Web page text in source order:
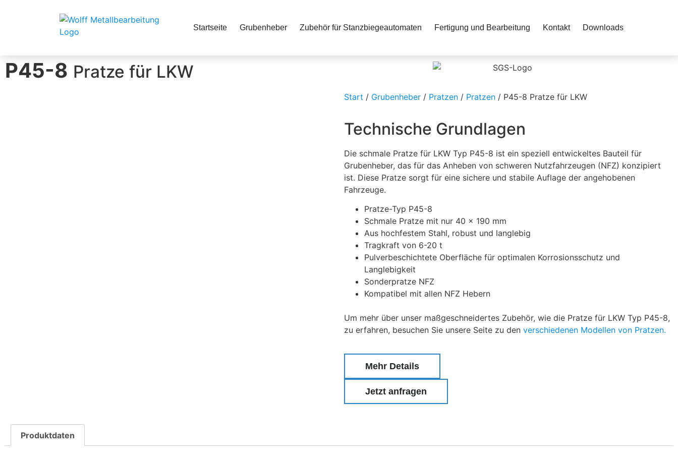
Startseite Grubenheber Zubehör für Stanzbiegeautomaten Fertigung und Bearbeitung Kontakt Downloads
P45-8 Pratze für LKW
Start / Grubenheber / Pratzen / Pratzen / P45-8 Pratze für LKW
Technische Grundlagen
Die schmale Pratze für LKW Typ P45-8 ist ein speziell entwickeltes Bauteil für
Grubenheber, das für das Anheben von schweren Nutzfahrzeugen (NFZ) konzipiert
ist. Diese Pratze sorgt für eine sichere und stabile Auflage der angehobenen
Fahrzeuge.
Pratze-Typ P45-8
Schmale Pratze mit nur 40 x 190 mm
Aus hochfestem Stahl, robust und langlebig
Tragkraft von 6-20 t
Pulverbeschichtete Oberfläche für optimalen Korrosionsschutz und
Langlebigkeit
Sonderpratze NFZ
Kompatibel mit allen NFZ Hebern
Um mehr über unser maßgeschneidertes Zubehör, wie die Pratze für LKW Typ P45-8,
zu erfahren, besuchen Sie unsere Seite zu den verschiedenen Modellen von Pratzen.
Mehr Details
Jetzt anfragen
Produktdaten